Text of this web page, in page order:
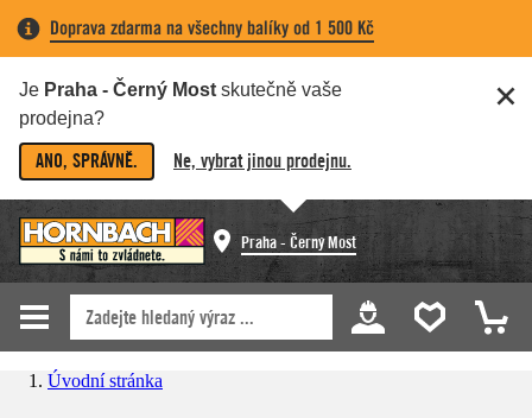
Doprava zdarma na všechny balíky od 1 500 Kč
Je Praha - Černý Most skutečně vaše
prodejna?
ANO, SPRÁVNĚ. Ne, vybrat jinou prodejnu.
Praha - Černý Most
Úvodní stránka